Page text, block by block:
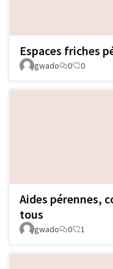
Espaces friches
gwado 0 0
Aides pérennes,
tous
gwado 0 1